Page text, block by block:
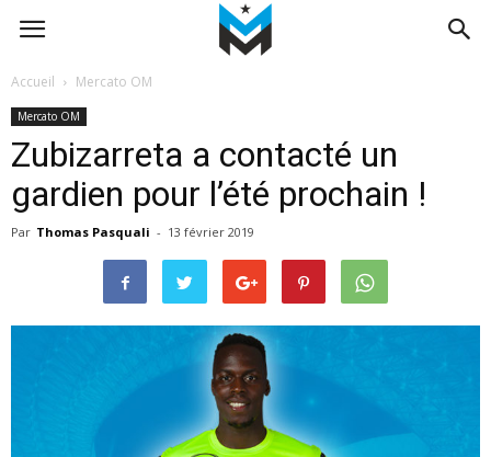
Accueil Mercato OM
Mercato OM
Zubizarreta a contacté un
gardien pour l’été prochain !
Par Thomas Pasquali - 13 février 2019